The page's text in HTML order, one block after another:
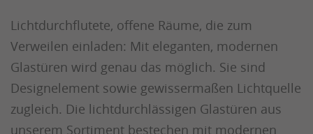
Lichtdurchflutete, offene Räume, die zum
Verweilen einladen: Mit eleganten, modernen
Glastüren wird genau das möglich. Sie sind
Designelement sowie gewissermaßen Lichtquelle
zugleich. Die lichtdurchlässigen Glastüren aus
unserem Sortiment bestechen mit modernen